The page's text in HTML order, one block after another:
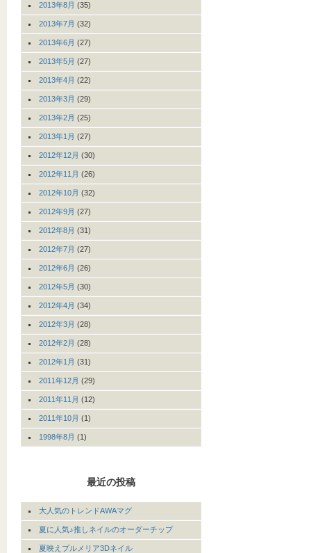
2013年8月 (35)
2013年7月 (32)
2013年6月 (27)
2013年5月 (27)
2013年4月 (22)
2013年3月 (29)
2013年2月 (25)
2013年1月 (27)
2012年12月 (30)
2012年11月 (26)
2012年10月 (32)
2012年9月 (27)
2012年8月 (31)
2012年7月 (27)
2012年6月 (26)
2012年5月 (30)
2012年4月 (34)
2012年3月 (28)
2012年2月 (28)
2012年1月 (31)
2011年12月 (29)
2011年11月 (12)
2011年10月 (1)
1998年8月 (1)
最近の投稿
大人気のトレンドAWAマグ
夏に人気♪推しネイルのオーダーチップ
夏映えプルメリア3Dネイル